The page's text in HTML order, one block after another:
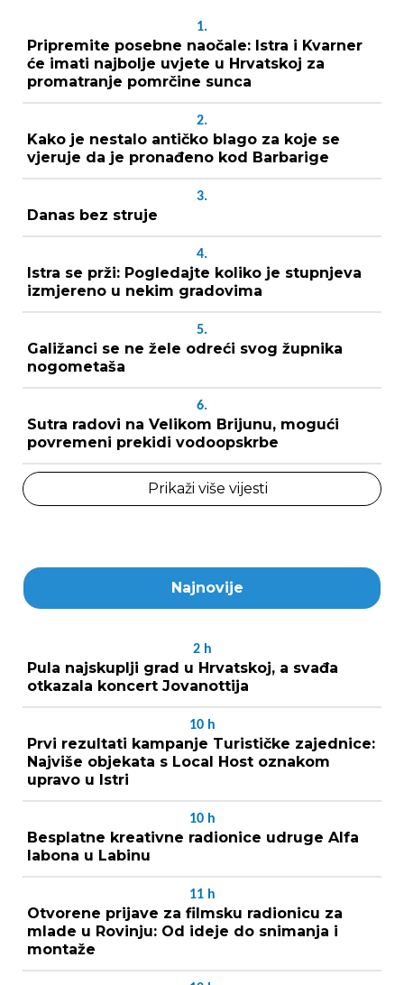
1.
Pripremite posebne naočale: Istra i Kvarner
će imati najbolje uvjete u Hrvatskoj za
promatranje pomrčine sunca
2.
Kako je nestalo antičko blago za koje se
vjeruje da je pronađeno kod Barbarige
3.
Danas bez struje
4.
Istra se prži: Pogledajte koliko je stupnjeva
izmjereno u nekim gradovima
5.
Galižanci se ne žele odreći svog župnika
nogometaša
6.
Sutra radovi na Velikom Brijunu, mogući
povremeni prekidi vodoopskrbe
Prikaži više vijesti
Najnovije
2 h
Pula najskuplji grad u Hrvatskoj, a svađa
otkazala koncert Jovanottija
10 h
Prvi rezultati kampanje Turističke zajednice:
Najviše objekata s Local Host oznakom
upravo u Istri
10 h
Besplatne kreativne radionice udruge Alfa
labona u Labinu
11 h
Otvorene prijave za filmsku radionicu za
mlade u Rovinju: Od ideje do snimanja i
montaže